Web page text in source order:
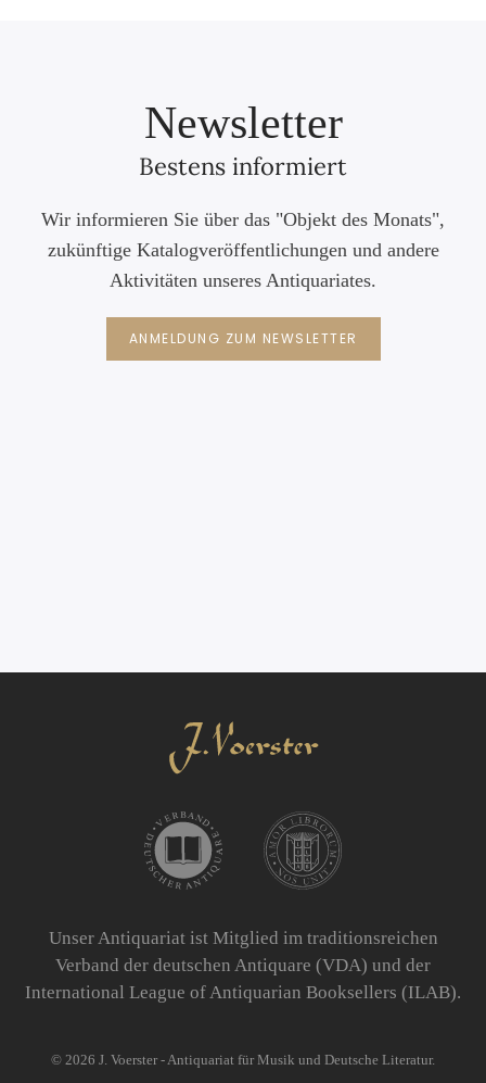
Newsletter
Bestens informiert
Wir informieren Sie über das "Objekt des Monats",
zukünftige Katalogveröffentlichungen und andere
Aktivitäten unseres Antiquariates.
ANMELDUNG ZUM NEWSLETTER
Unser Antiquariat ist Mitglied im traditionsreichen
Verband der deutschen Antiquare (VDA) und der
International League of Antiquarian Booksellers (ILAB).
© 2026 J. Voerster - Antiquariat für Musik und Deutsche Literatur.